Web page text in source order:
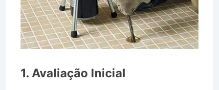
1. Avaliação Inicial